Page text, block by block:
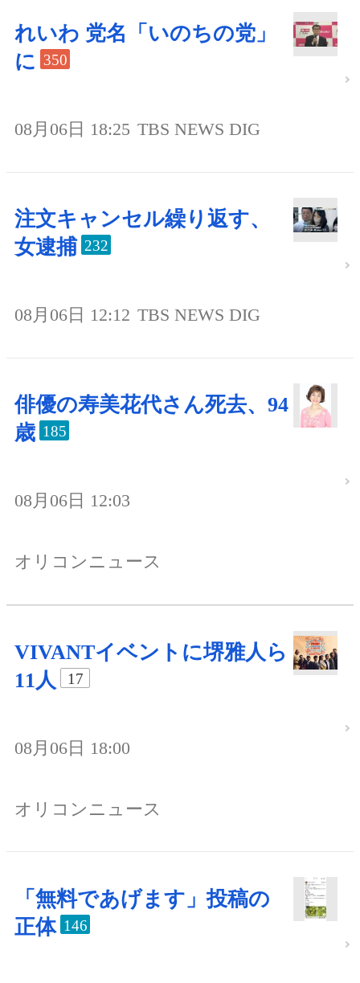
れいわ 党名「いのちの党」
に 350
08月06日 18:25 TBS NEWS DIG
注文キャンセル繰り返す、
女逮捕 232
08月06日 12:12 TBS NEWS DIG
俳優の寿美花代さん死去、94
歳 185
08月06日 12:03
オリコンニュース
VIVANTイベントに堺雅人ら
11人
17
08月06日 18:00
オリコンニュース
「無料であげます」投稿の
正体 146